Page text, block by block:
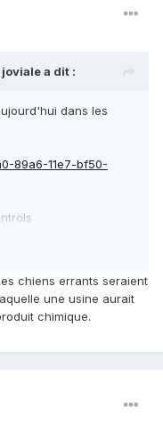
a dit :
dans les
89a6-11e7-bf50-
chiens errants seraient
une usine aurait
chimique.